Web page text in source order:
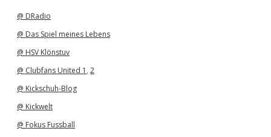
@ DRadio
@ Das Spiel meines Lebens
@ HSV Klönstuv
@ Clubfans United 1 , 2
@ Kickschuh-Blog
@ Kickwelt
@ Fokus Fussball